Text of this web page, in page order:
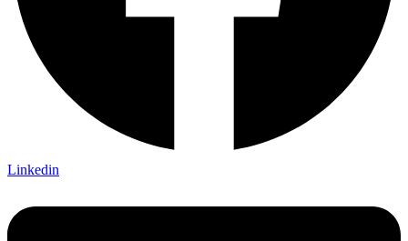
Linkedin